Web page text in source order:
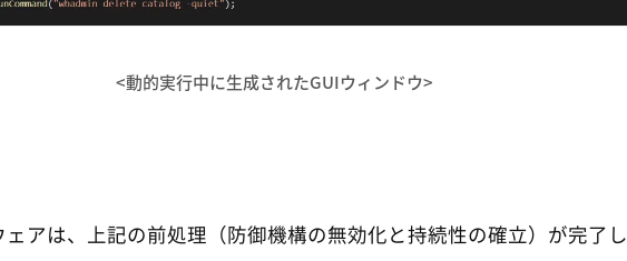
<動的実行中に生成されたGUIウィンドウ>
ェアは、上記の前処理（防御機構の無効化と持続性の確立）が完了し